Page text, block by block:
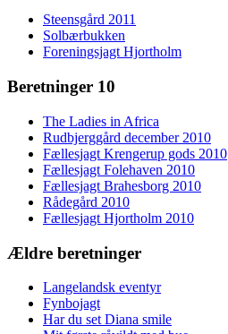
Steensgård 2011
Solbærbukken
Foreningsjagt Hjortholm
Beretninger 10
The Ladies in Africa
Rudbjerggård december 2010
Fællesjagt Krengerup gods 2010
Fællesjagt Folehaven 2010
Fællesjagt Brahesborg 2010
Rådegård 2010
Fællesjagt Hjortholm 2010
Ældre beretninger
Langelandsk eventyr
Fynbojagt
Har du set Diana smile